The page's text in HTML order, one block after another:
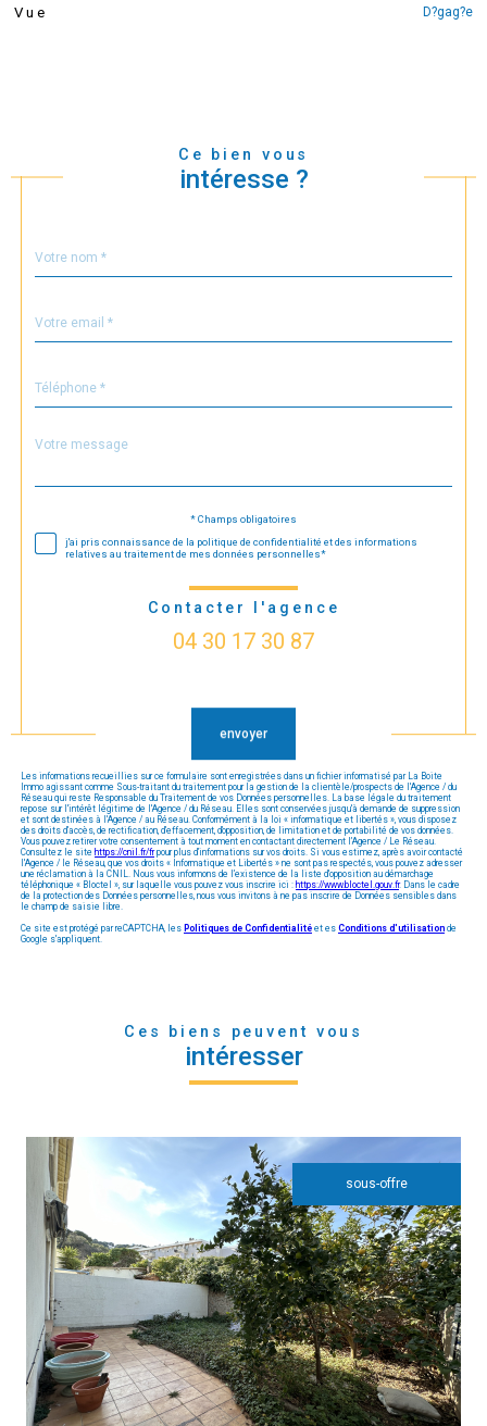
Vue D?gag?e
Ce bien vous
intéresse ?
par
*
*
*
Fieldset
Message
*
* Champs obligatoires
j'ai pris connaissance de la politique de confidentialité et des informations
relatives au traitement de mes données personnelles*
Contacter l'agence
04 30 17 30 87
envoyer
Les informations recueillies sur ce formulaire sont enregistrées dans un fichier informatisé par La Boite
Immo agissant comme Sous-traitant du traitement pour la gestion de la clientèle/prospects de l'Agence / du
Réseau qui reste Responsable du Traitement de vos Données personnelles. La base légale du traitement
repose sur l'intérêt légitime de l'Agence / du Réseau. Elles sont conservées jusqu'à demande de suppression
et sont destinées à l'Agence / au Réseau. Conformément à la loi « informatique et libertés », vous disposez
des droits d’accès, de rectification, d’effacement, d’opposition, de limitation et de portabilité de vos données.
Vous pouvez retirer votre consentement à tout moment en contactant directement l’Agence / Le Réseau.
Consultez le site https://cnil.fr/frpour plus d’informations sur vos droits. Si vous estimez, après avoir contacté
l'Agence / le Réseau, que vos droits « Informatique et Libertés » ne sont pas respectés, vous pouvez adresser
une réclamation à la CNIL. Nous vous informons de l’existence de la liste d'opposition au démarchage
téléphonique « Bloctel », sur laquelle vous pouvez vous inscrire ici : https://www.bloctel.gouv.fr. Dans le cadre
de la protection des Données personnelles, nous vous invitons à ne pas inscrire de Données sensibles dans
le champ de saisie libre.
Ce site est protégé par reCAPTCHA, les Politiques de Confidentialité et es Conditions d'utilisation de
Google s'appliquent.
Ces biens peuvent vous
intéresser
sous-offre
voir le bien